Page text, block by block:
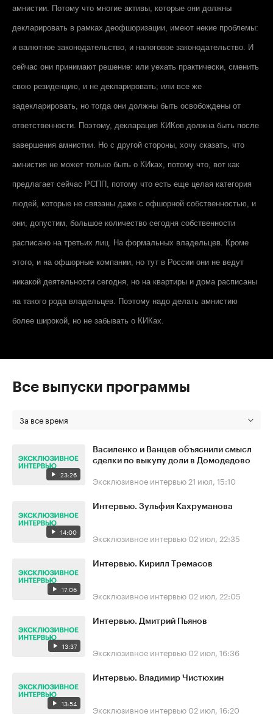
амнистии. Потому что многие активы, которые они должны
декларировать в рамках деофшоризации, имеют некие проблемы:
и валютное законодательство, и налоговое законодательство. И
сейчас они принимают решение: или уехать практически, сменить
свою резиденцию, и не декларировать; или все же
задекларировать, но тогда они должны быть освобождены от
ответственности. Поэтому, декларация КИКов должна быть после
завершения амнистии. Но с другой стороны, хочу сказать, что
амнистия не может только быть о КИках, потому что, вот как
предлагает сейчас РСПП, потому что есть еще целая категория
людей, которые не связаны даже с офшорной собственностью, и
они, допустим, большое количество сегодня собственности
расписано на третьих лиц. На формальных владельцев. Кроме
этого, и на офшорные компании, но тут в России они не ведут
никакой деятельности сегодня, но на квартиры и дома расписаны
на такого рода владельцев. Поэтому надо делать амнистию
более широкой, но не забывать о КИКах.
Все выпуски программы
За все время
23:26
Василенко и Ванцев объяснили смысл
сделки по выкупу доли в Домодедово
Эксклюзивное интервью 21 июл, 15:10
14:00
Интервью. Зульфия Кахруманова
Эксклюзивное интервью 02 июл, 22:35
17:06
Интервью. Кирилл Тремасов
Эксклюзивное интервью 02 июл, 22:05
13:37
Интервью. Дмитрий Пьянов
Эксклюзивное интервью 02 июл, 16:36
13:54
Интервью. Владимир Чистюхин
Эксклюзивное интервью 02 июл, 16:20